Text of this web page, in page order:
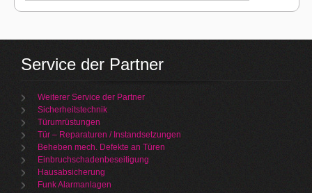
Service der Partner
Weiterer Service der Partner
Sicherheitstechnik
Türumrüstungen
Tür – Reparaturen / Instandsetzungen
Beheben mech. Defekte an Türen
Einbruchschadenbeseitigung
Hausabsicherung
Funk Alarmanlagen